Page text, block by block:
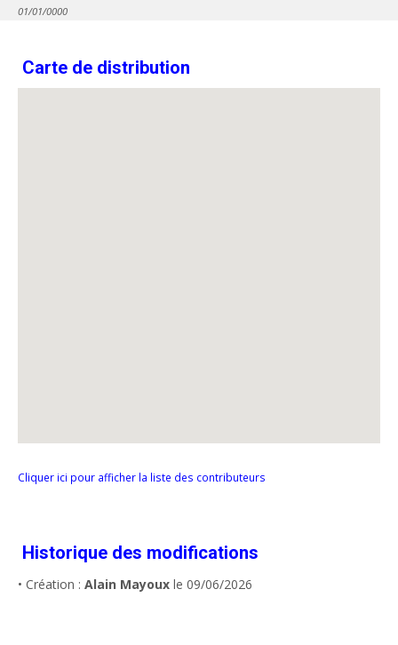
01/01/0000
Carte de distribution
Cliquer ici pour afficher la liste des contributeurs
Historique des modifications
• Création : Alain Mayoux le 09/06/2026